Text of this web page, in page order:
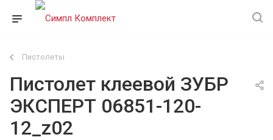
Пистолеты
Пистолет клеевой ЗУБР
ЭКСПЕРТ 06851-120-
12_z02